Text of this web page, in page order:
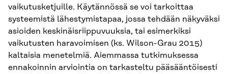
vaikutusketjuille. Käytännössä se voi tarkoittaa
systeemistä lähestymistapaa, jossa tehdään näkyväksi
asioiden keskinäisriippuvuuksia, tai esimerkiksi
vaikutusten haravoimisen (ks. Wilson-Grau 2015)
kaltaisia menetelmiä. Aiemmassa tutkimuksessa
ennakoinnin arviointia on tarkasteltu pääsääntöisesti